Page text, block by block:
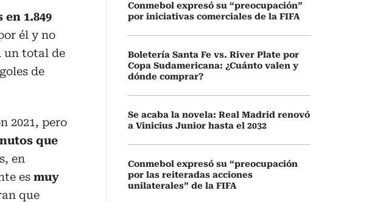
en 1.849
él y no
un total de
de
2021, pero
que
en
es muy
que
Conmebol expresó su “preocupación”
por iniciativas comerciales de la FIFA
Boletería Santa Fe vs. River Plate por
Copa Sudamericana: ¿Cuánto valen y
dónde comprar?
Se acaba la novela: Real Madrid renovó
a Vinicius Junior hasta el 2032
Conmebol expresó su “preocupación
por las reiteradas acciones
unilaterales” de la FIFA